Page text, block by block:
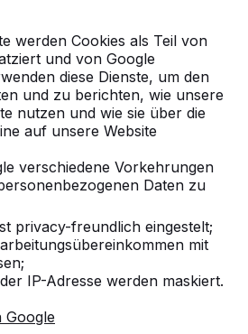
werden Cookies als Teil von
und von Google
diese Dienste, um den
und zu berichten, wie unsere
nutzen und wie sie über die
auf unsere Website
verschiedene Vorkehrungen
Daten zu
privacy-freundlich eingestelt;
mit
IP-Adresse werden maskiert.
Google
Sie in ganz Europa
Sehen Sie hier, wo Sie
in Ihrer Nähe finden.
suchen